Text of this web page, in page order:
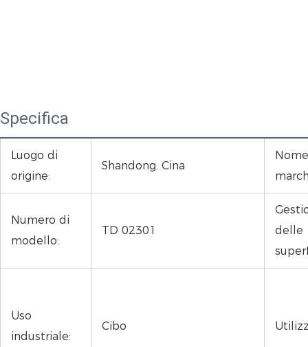
Specifica
Luogo di
origine:
Shandong. Cina
Numero di
modello:
TD 02301
delle
Uso
industriale:
Cibo